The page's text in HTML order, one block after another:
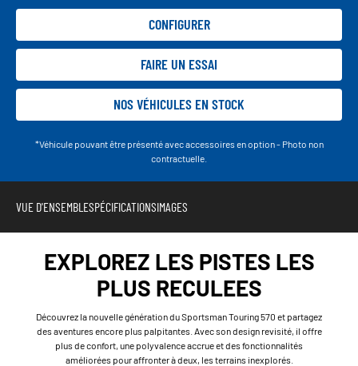
CONFIGURER
FAIRE UN ESSAI
NOS VÉHICULES EN STOCK
*Véhicule pouvant être présenté avec accessoires en option - Photo non
contractuelle.
VUE D'ENSEMBLESPÉCIFICATIONSIMAGES
EXPLOREZ LES PISTES LES
PLUS RECULEES
Découvrez la nouvelle génération du Sportsman Touring 570 et partagez
des aventures encore plus palpitantes. Avec son design revisité, il offre
plus de confort, une polyvalence accrue et des fonctionnalités
améliorées pour affronter à deux, les terrains inexplorés.